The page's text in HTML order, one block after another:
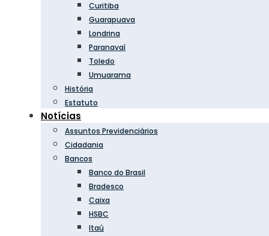
Curitiba
Guarapuava
Londrina
Paranavaí
Toledo
Umuarama
História
Estatuto
Notícias
Assuntos Previdenciários
Cidadania
Bancos
Banco do Brasil
Bradesco
Caixa
HSBC
Itaú